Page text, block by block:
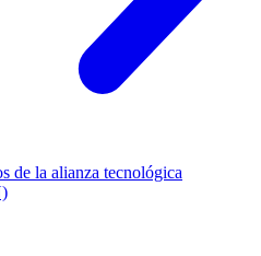
de la alianza tecnológica